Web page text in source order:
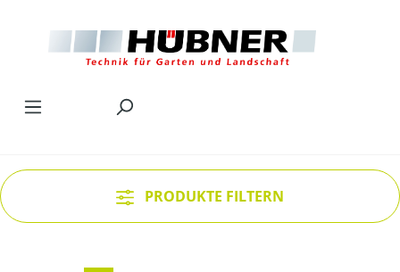
PRODUKTE FILTERN